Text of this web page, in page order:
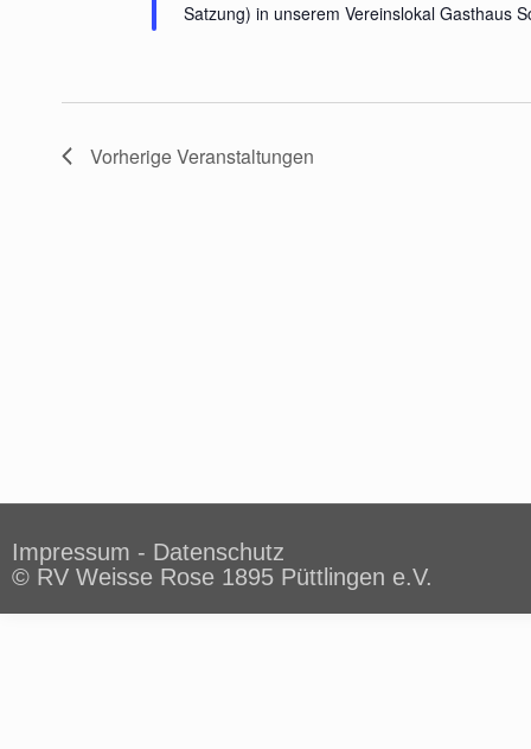
Satzung) in unserem Vereinslokal Gasthaus
VorherigeVeranstaltungen
Impressum - Datenschutz
© RV Weisse Rose 1895 Püttlingen e.V.